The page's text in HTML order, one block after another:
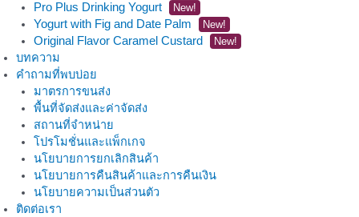
Pro Plus Drinking Yogurt
New!
Yogurt with Fig and Date Palm New!
Original Flavor Caramel Custard New!
บทความ
คำถามที่พบบ่อย
มาตรการขนส่ง
พื้นที่จัดส่งและค่าจัดส่ง
สถานที่จำหน่าย
โปรโมชั่นและแพ็กเกจ
นโยบายการยกเลิกสินค้า
นโยบายการคืนสินค้าและการคืนเงิน
นโยบายความเป็นส่วนตัว
ติดต่อเรา